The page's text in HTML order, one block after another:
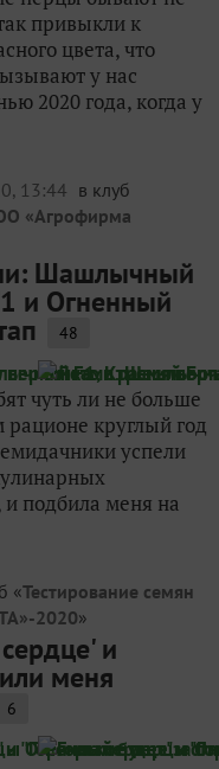
привыкли к
цвета, что
у нас
2020 года, когда у
13:44 в клуб
«Агрофирма
Шашлычный
и Огненный
48
чуть ли не больше
круглый год
успели
и подбила меня на
«Тестирование семян
2020»
и
меня
6